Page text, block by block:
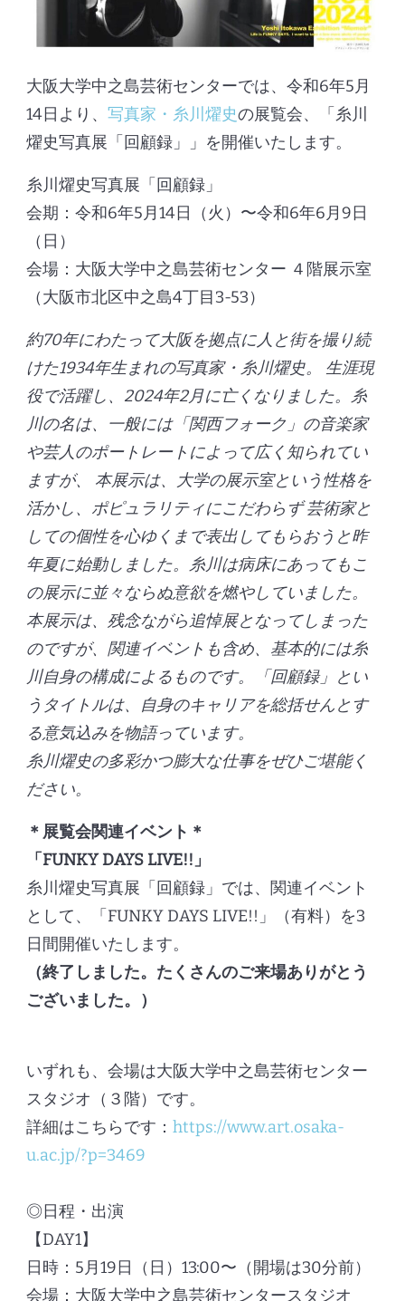
大阪大学中之島芸術センターでは、令和6年5月
14日より、 写真家・糸川燿史の展覧会、「糸川
燿史写真展「回顧録」」を開催いたします。
糸川燿史写真展「回顧録」
会期：令和6年5月14日（火）〜令和6年6月9日
（日）
会場：大阪大学中之島芸術センター ４階展示室
（大阪市北区中之島4丁目3-53）
約70年にわたって大阪を拠点に人と街を撮り続
けた1934年生まれの写真家・糸川燿史。 生涯現
役で活躍し、2024年2月に亡くなりました。糸
川の名は、一般には「関西フォーク」の音楽家
や芸人のポートレートによって広く知られてい
ますが、 本展示は、大学の展示室という性格を
活かし、ポピュラリティにこだわらず 芸術家と
しての個性を心ゆくまで表出してもらおうと昨
年夏に始動しました。糸川は病床にあってもこ
の展示に並々ならぬ意欲を燃やしていました。
本展示は、残念ながら追悼展となってしまった
のですが、関連イベントも含め、基本的には糸
川自身の構成によるものです。「回顧録」とい
うタイトルは、自身のキャリアを総括せんとす
る意気込みを物語っています。
糸川燿史の多彩かつ膨大な仕事をぜひご堪能く
ださい。
＊展覧会関連イベント＊
「FUNKY DAYS LIVE!!」
糸川燿史写真展「回顧録」では、関連イベント
として、「FUNKY DAYS LIVE!!」（有料）を3
日間開催いたします。
（終了しました。たくさんのご来場ありがとう
ございました。）
いずれも、会場は大阪大学中之島芸術センター
スタジオ（３階）です。
詳細はこちらです： https://www.art.osaka-
u.ac.jp/?p=3469
◎日程・出演
【DAY1】
日時：5月19日（日）13:00〜（開場は30分前）
会場：大阪大学中之島芸術センタースタジオ